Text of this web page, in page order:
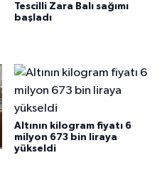
Tescilli Zara Balı sağımı
başladı
Altının kilogram fiyatı 6
milyon 673 bin liraya
yükseldi